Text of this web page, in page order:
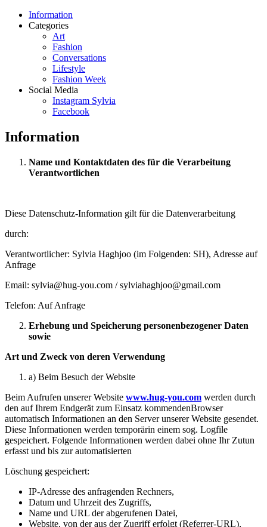
Information
Categories
Art
Fashion
Conversations
Lifestyle
Fashion Week
Social Media
Instagram Sylvia
Facebook
Information
Name und Kontaktdaten des für die Verarbeitung
Verantwortlichen
Diese Datenschutz-Information gilt für die Datenverarbeitung
durch:
Verantwortlicher: Sylvia Haghjoo (im Folgenden: SH), Adresse auf
Anfrage
Email: sylvia@hug-you.com / sylviahaghjoo@gmail.com
Telefon: Auf Anfrage
Erhebung und Speicherung personenbezogener Daten
sowie
Art und Zweck von deren Verwendung
a) Beim Besuch der Website
Beim Aufrufen unserer Website www.hug-you.com werden durch
den auf Ihrem Endgerät zum Einsatz kommendenBrowser
automatisch Informationen an den Server unserer Website gesendet.
Diese Informationen werden temporärin einem sog. Logfile
gespeichert. Folgende Informationen werden dabei ohne Ihr Zutun
erfasst und bis zur automatisierten
Löschung gespeichert:
IP-Adresse des anfragenden Rechners,
Datum und Uhrzeit des Zugriffs,
Name und URL der abgerufenen Datei,
Website, von der aus der Zugriff erfolgt (Referrer-URL),